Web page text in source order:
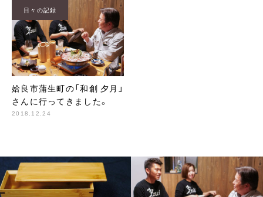
日々の記録
姶良市蒲生町の「和創 夕月」
さんに行ってきました。
2018.12.24